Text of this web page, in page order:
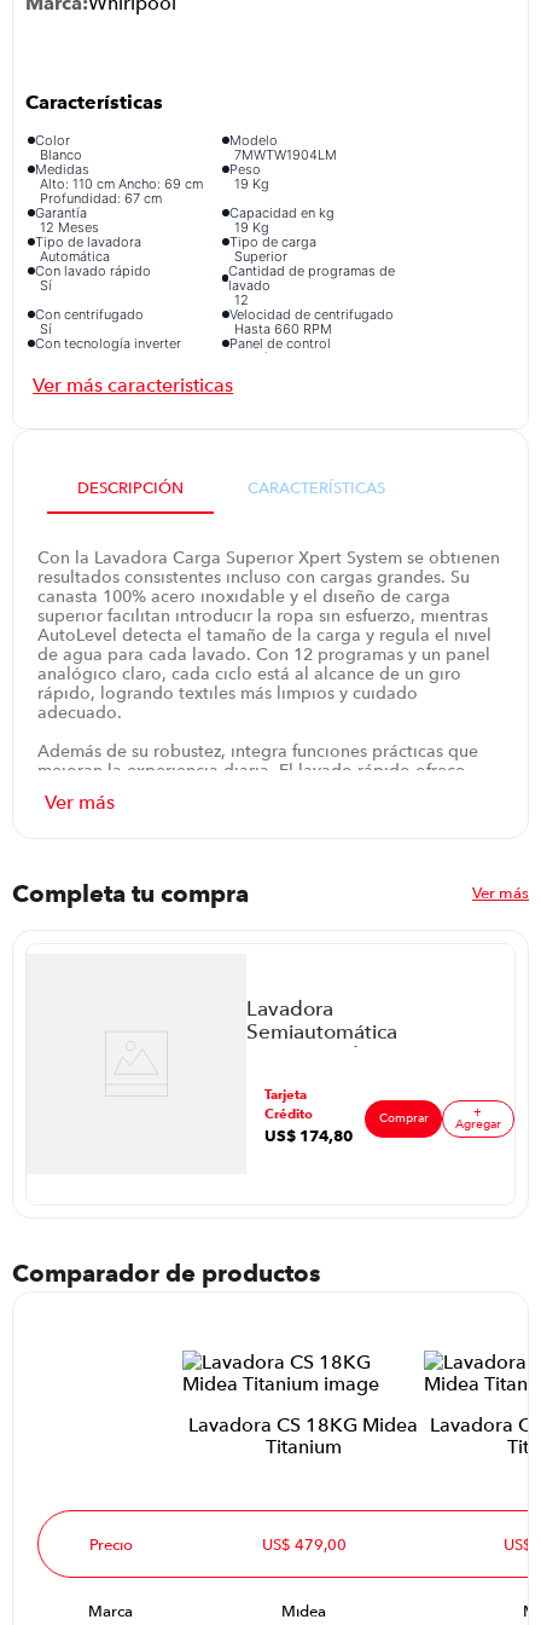
Color
Blanco
Modelo
7MWTW1904LM
Medidas
Alto: 110 cm Ancho: 69 cm
Profundidad: 67 cm
Peso
19 Kg
Garantía
12 Meses
Capacidad en kg
19 Kg
Tipo de lavadora
Automática
Tipo de carga
Superior
Con lavado rápido
Sí
Cantidad de programas de
lavado
12
Con centrifugado
Sí
Velocidad de centrifugado
Hasta 660 RPM
Con tecnología inverter
Panel de control
Analógico
puertas
DESCRIPCIÓN CARACTERÍSTICAS
Con la Lavadora Carga Superior Xpert System se obtienen
resultados consistentes incluso con cargas grandes. Su
canasta 100% acero inoxidable y el diseño de carga
superior facilitan introducir la ropa sin esfuerzo, mientras
AutoLevel detecta el tamaño de la carga y regula el nivel
de agua para cada lavado. Con 12 programas y un panel
analógico claro, cada ciclo está al alcance de un giro
rápido, logrando textiles más limpios y cuidado
adecuado.
Además de su robustez, integra funciones prácticas que
mejoran la experiencia diaria. El lavado rápido ofrece
veloz, sin sacrificar limpieza. El sistema de control
capacidad de centrifugado eficiente ayuda a preparar la
ropa para secar con mayor rapidez.
estructura de acero garantiza durabilidad. Su tecnología
de ajuste automático de agua ahorra recursos y mantiene
resultados consistentes ciclo tras ciclo, mientras la calidad
de Whirlpool respalda la confiabilidad a largo plazo.
Completa tu compra Ver más
Lavadora
Semiautomática
Mastermaid
11KG Color
Blanco
Tarjeta
Crédito
US$ 174,80
Comprar +
Agregar
Comparador de productos
Lavadora CS 18KG Midea
Titanium
Lavadora
Precio US$ 479,00 US$
Marca Midea
congelador